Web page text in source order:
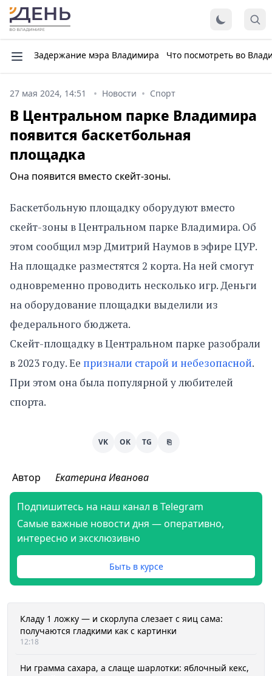
Задержание мэра Владимира Что посмотреть во
27 мая 2024, 14:51 Новости Спорт
В Центральном парке Владимира
появится баскетбольная
площадка
Она появится вместо скейт-зоны.
Баскетбольную площадку оборудуют вместо
скейт-зоны в Центральном парке Владимира. Об
этом сообщил мэр Дмитрий Наумов в эфире ЦУР.
На площадке разместятся 2 корта. На ней смогут
одновременно проводить несколько игр. Деньги
на оборудование площадки выделили из
федерального бюджета.
Скейт-площадку в Центральном парке разобрали
в 2023 году. Ее признали старой и небезопасной.
При этом она была популярной у любителей
спорта.
VK OK TG ⎘
Автор Екатерина Иванова
Подпишитесь на наш канал в Telegram
Самые важные новости дня — оперативно,
интересно и эксклюзивно
Быть в курсе
Кладу 1 ложку — и скорлупа слезает с яиц сама:
получаются гладкими как с картинки
12:18
Ни грамма сахара, а слаще шарлотки: яблочный кекс,